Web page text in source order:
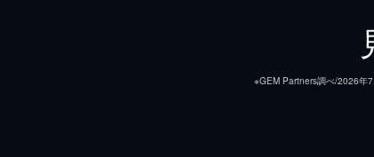
※GEM Partners調べ/2026年7